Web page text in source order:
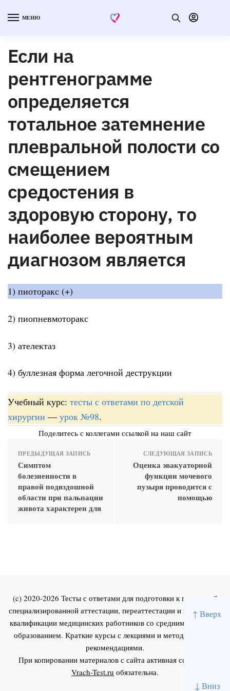
↑ Вверх
↓ Вниз
МЕНЮ
Если на
рентгенограмме
определяется
тотальное затемнение
плевральной полости со
смещением
средостения в
здоровую сторону, то
наиболее вероятным
диагнозом является
1) пиоторакс (+)
2) пиопневмоторакс
3) ателектаз
4) буллезная форма легочной деструкции
Учебный курс: тесты с ответами по детской
хирургии — урок №98.
Поделитесь с коллегами ссылкой на наш сайт
ПРЕДЫДУЩАЯ ЗАПИСЬ
Симптом
болезненности в
правой подвздошной
области при пальпации
живота характерен для
СЛЕДУЮЩАЯ ЗАПИСЬ
Оценка эвакуаторной
функции мочевого
пузыря проводится с
помощью
(c) 2020-2026 Тесты с ответами для подготовки к первичной
специализированной аттестации, переаттестации и повышения
квалификации медицинских работников со средним и высшим
образованием. Краткие курсы с лекциями и методическими
рекомендациями.
При копировании материалов с сайта активная ссылка на
Vrach-Test.ru обязательна.